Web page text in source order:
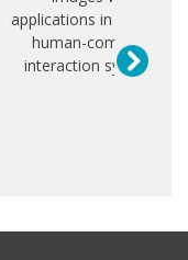
applications in affective
human-computer
interaction systems